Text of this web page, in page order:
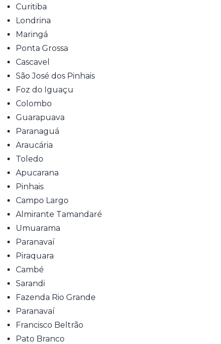
Curitiba
Londrina
Maringá
Ponta Grossa
Cascavel
São José dos Pinhais
Foz do Iguaçu
Colombo
Guarapuava
Paranaguá
Araucária
Toledo
Apucarana
Pinhais
Campo Largo
Almirante Tamandaré
Umuarama
Paranavaí
Piraquara
Cambé
Sarandi
Fazenda Rio Grande
Paranavaí
Francisco Beltrão
Pato Branco